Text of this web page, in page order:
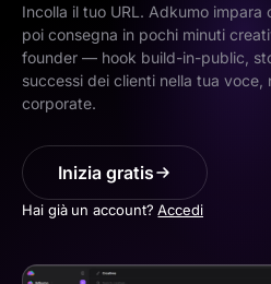
Incolla il tuo URL. Adkumo impara
poi consegna in pochi minuti
founder — hook build-in-public,
successi dei clienti nella tua voce,
corporate.
Inizia gratis
Hai già un account? Accedi